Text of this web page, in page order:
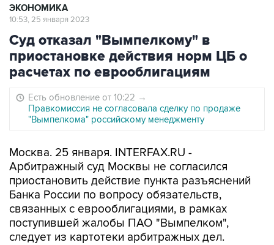
ЭКОНОМИКА
10:53, 25 января 2023
Суд отказал "Вымпелкому" в
приостановке действия норм ЦБ о
расчетах по еврооблигациям
Есть обновление от 10:22 →
Правкомиссия не согласовала сделку по продаже
"Вымпелкома" российскому менеджменту
Москва. 25 января. INTERFAX.RU -
Арбитражный суд Москвы не согласился
приостановить действие пункта разъяснений
Банка России по вопросу обязательств,
связанных с еврооблигациями, в рамках
поступившей жалобы ПАО "Вымпелком",
следует из картотеки арбитражных дел.